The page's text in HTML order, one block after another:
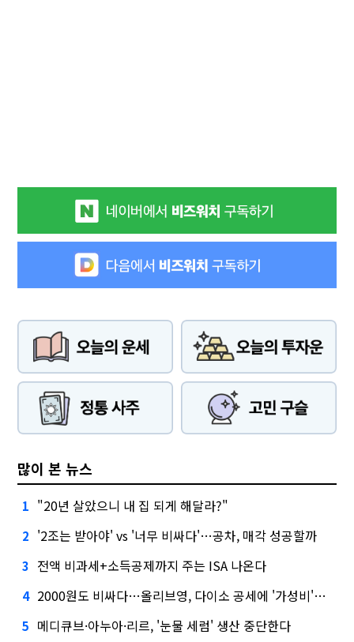
많이 본 뉴스
1 "20년 살았으니 내 집 되게 해달라?"
2 '2조는 받아야' vs '너무 비싸다'…공차, 매각 성공할까
3 전액 비과세+소득공제까지 주는 ISA 나온다
4 2000원도 비싸다…올리브영, 다이소 공세에 '가성비'로 맞불
5 메디큐브·아누아·리르, '눈물 세럼' 생산 중단한다